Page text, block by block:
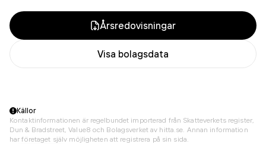
Årsredovisningar
Visa bolagsdata
Källor
Kontaktinformationen är regelbundet importerad från Skatteverkets register,
Dun & Bradstreet, Value8 och Bolagsverket av hitta.se. Annan information
har företaget själv möjligheten att registrera på sin sida.